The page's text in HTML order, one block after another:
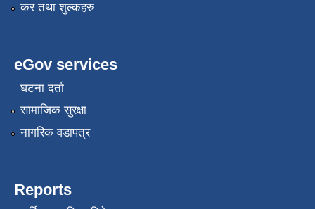
कर तथा शुल्कहरु
eGov services
घटना दर्ता
सामाजिक सुरक्षा
नागरिक वडापत्र
Reports